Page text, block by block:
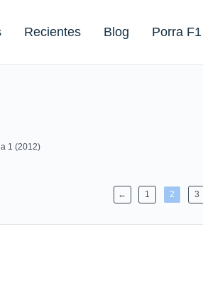
Recientes Blog Porra F1
1 (2012)
← 1 2 3